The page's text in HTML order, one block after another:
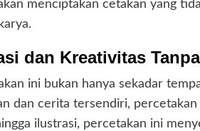
menciptakan cetakan yang
dan Kreativitas
ini bukan hanya sekadar
dan cerita tersendiri,
ilustrasi, percetakan ini